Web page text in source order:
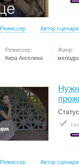
Режиссер Автор
Режиссер:
Кира Ангелина
Жанр:
Режиссер Автор